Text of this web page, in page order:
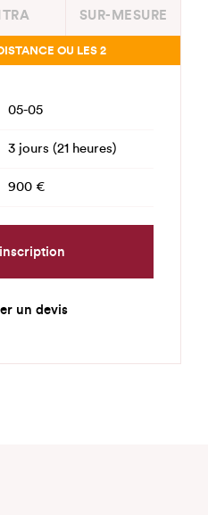
SUR-MESURE
OU LES 2
05-05
3 jours (21 heures)
900 €
un devis